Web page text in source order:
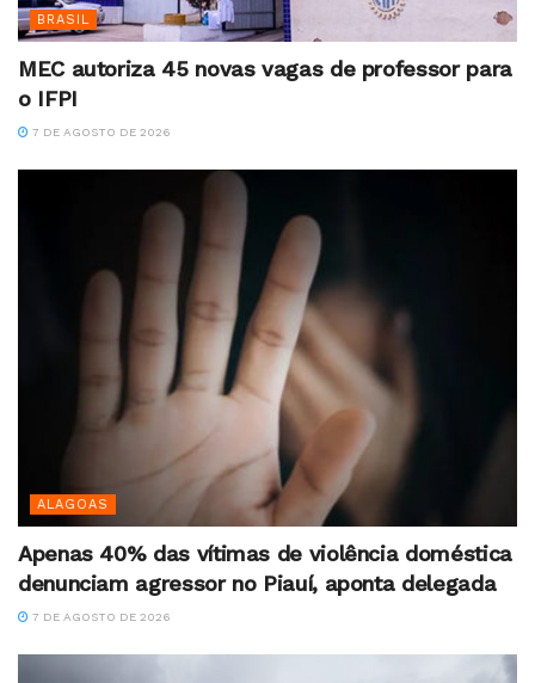
BRASIL
MEC autoriza 45 novas vagas de professor para
o IFPI
7 DE AGOSTO DE 2026
ALAGOAS
Apenas 40% das vítimas de violência doméstica
denunciam agressor no Piauí, aponta delegada
7 DE AGOSTO DE 2026